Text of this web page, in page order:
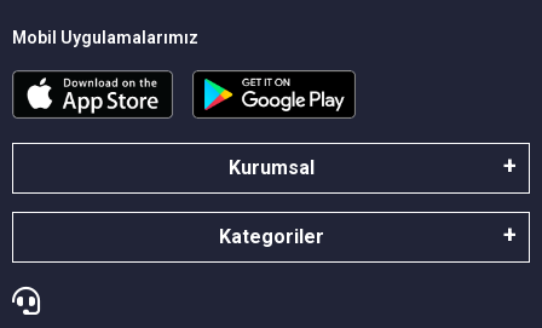
Mobil Uygulamalarımız
Kurumsal
Kategoriler